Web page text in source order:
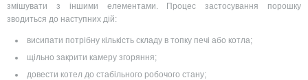
змішувати з іншими елементами. Процес застосування порошку
зводиться до наступних дій:
висипати потрібну кількість складу в топку печі або котла;
щільно закрити камеру згоряння;
довести котел до стабільного робочого стану;